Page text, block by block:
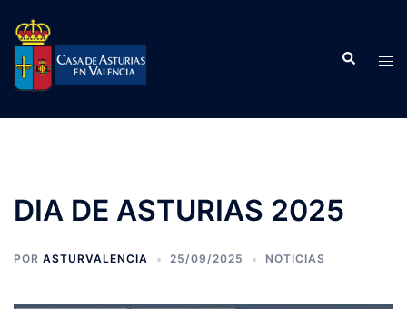
contenido
Buscar
DIA DE ASTURIAS 2025
POR ASTURVALENCIA 25/09/2025 NOTICIAS